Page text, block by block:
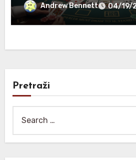
Andrew Bennett 04/19/
Pretraži
for: